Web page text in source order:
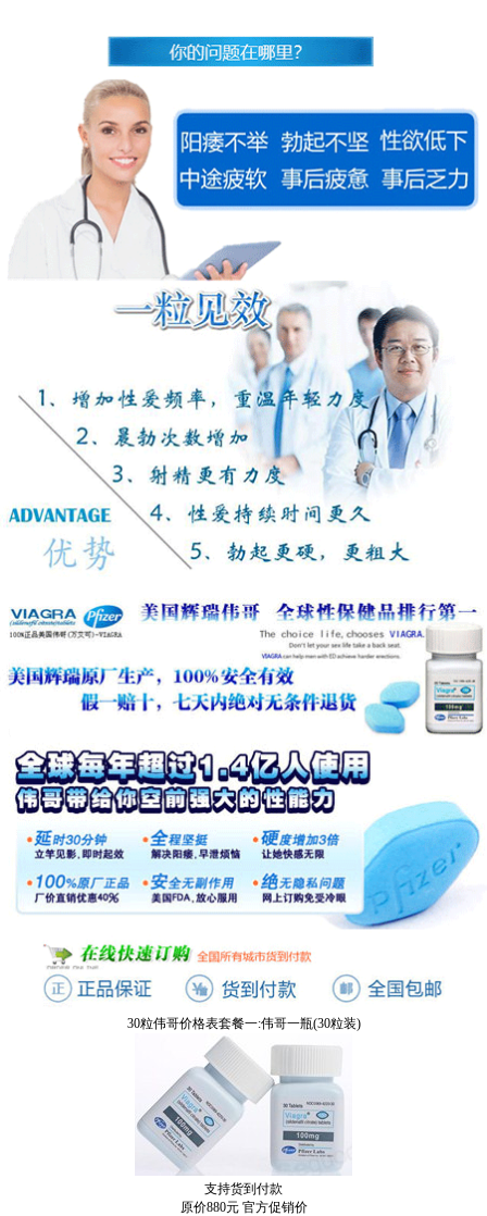
30粒伟哥价格表套餐一:伟哥一瓶(30粒装)
支持货到付款
原价880元 官方促销价